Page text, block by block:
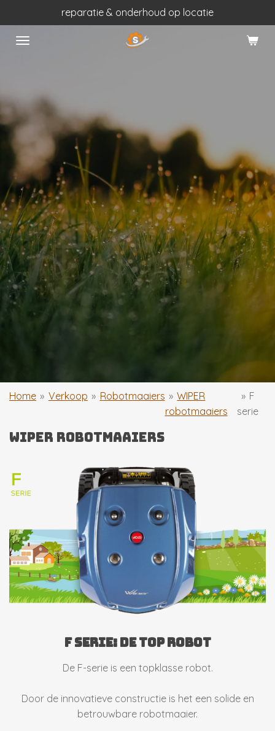
direct
naar
reparatie & onderhoud op locatie
Home » Verkoop » Robotmaaiers » WIPER
robotmaaiers
» F
serie
wiper robotmaaiers
f SERIE: de top robot
De F-serie is een topklasse robot.
Door de innovatieve constructie is het een solide en
betrouwbare robotmaaier.